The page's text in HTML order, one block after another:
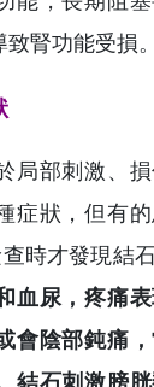
腎功能受損。
局部刺激、
症狀，但有
時才發現結石
血尿，疼痛
會陰部鈍痛
結石刺激膀